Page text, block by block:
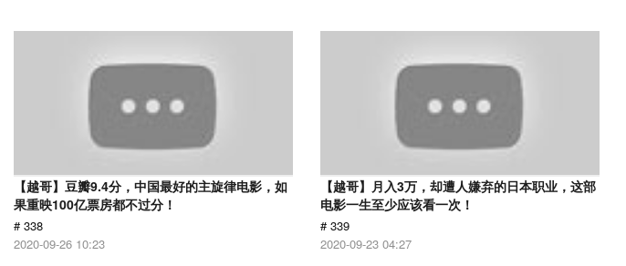
【越哥】豆瓣9.4分，中国最好的主旋律电影，如
果重映100亿票房都不过分！
# 338
2020-09-26 10:23
【越哥】月入3万，却遭人嫌弃的日本职业，这部
电影一生至少应该看一次！
# 339
2020-09-23 04:27